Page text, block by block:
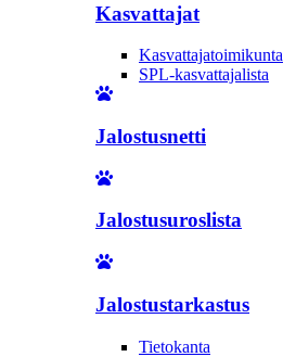
Kasvattajat
Kasvattajatoimikunta
SPL-kasvattajalista
Jalostusnetti
Jalostusuroslista
Jalostustarkastus
Tietokanta